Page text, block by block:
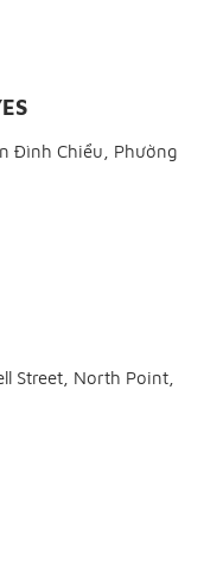
Đình Chiểu, Phường
Street, North Point,